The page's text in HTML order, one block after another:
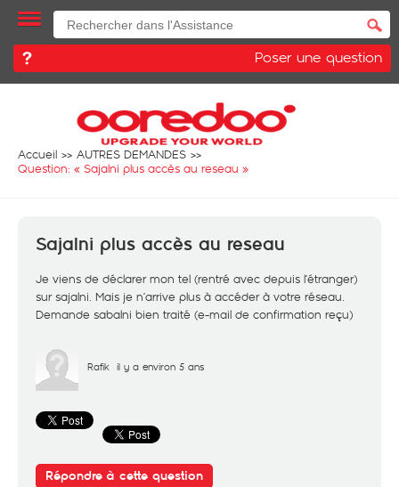
Poser une question
Accueil
AUTRES DEMANDES
Question: « Sajalni plus accès au reseau »
Sajalni plus accès au reseau
Je viens de déclarer mon tel (rentré avec depuis l’étranger)
sur sajalni. Mais je n’arrive plus à accéder à votre réseau.
Demande sabalni bien traité (e-mail de confirmation reçu)
Rafik il y a environ 5 ans
Répondre à cette question